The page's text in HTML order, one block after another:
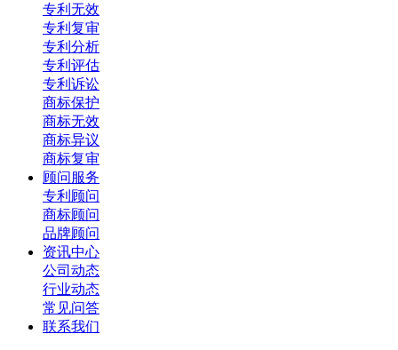
专利无效
专利复审
专利分析
专利评估
专利诉讼
商标保护
商标无效
商标异议
商标复审
顾问服务
专利顾问
商标顾问
品牌顾问
资讯中心
公司动态
行业动态
常见问答
联系我们